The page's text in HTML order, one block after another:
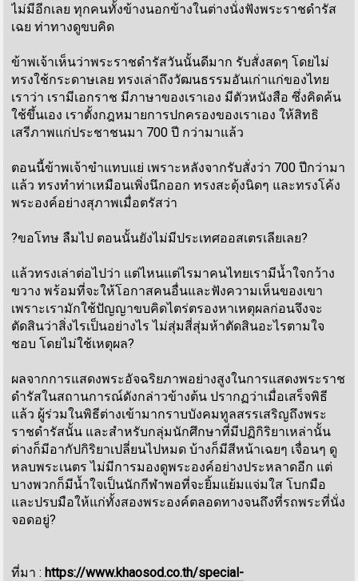
ไม่มีอีกเลย ทุกคนทั้งข้างนอกข้างในต่างนั่งฟังพระราชดำรัส
เฉย ท่าทางดูขบคิด
ข้าพเจ้าเห็นว่าพระราชดำรัสวันนั้นดีมาก รับสั่งสดๆ โดยไม่
ทรงใช้กระดาษเลย ทรงเล่าถึงวัฒนธรรมอันเก่าแก่ของไทย
เราว่า เรามีเอกราช มีภาษาของเราเอง มีตัวหนังสือ ซึ่งคิดค้น
ใช้ขึ้นเอง เราตั้งกฎหมายการปกครองของเราเอง ให้สิทธิ
เสรีภาพแก่ประชาชนมา 700 ปี กว่ามาแล้ว
ตอนนี้ข้าพเจ้าขำแทบแย่ เพราะหลังจากรับสั่งว่า 700 ปีกว่ามา
แล้ว ทรงทำท่าเหมือนเพิ่งนึกออก ทรงสะดุ้งนิดๆ และทรงโค้ง
พระองค์อย่างสุภาพเมื่อตรัสว่า
?ขอโทษ ลืมไป ตอนนั้นยังไม่มีประเทศออสเตรเลียเลย?
แล้วทรงเล่าต่อไปว่า แต่ไหนแต่ไรมาคนไทยเรามีน้ำใจกว้าง
ขวาง พร้อมที่จะให้โอกาสคนอื่นและฟังความเห็นของเขา
เพราะเรามักใช้ปัญญาขบคิดไตร่ตรองหาเหตุผลก่อนจึงจะ
ตัดสินว่าสิ่งไรเป็นอย่างไร ไม่สุ่มสี่สุ่มห้าตัดสินอะไรตามใจ
ชอบ โดยไม่ใช้เหตุผล?
ผลจากการแสดงพระอัจฉริยภาพอย่างสูงในการแสดงพระราช
ดำรัสในสถานการณ์ดังกล่าวข้างต้น ปรากฏว่าเมื่อเสร็จพิธี
แล้ว ผู้ร่วมในพิธีต่างเข้ามากราบบังคมทูลสรรเสริญถึงพระ
ราชดำรัสนั้น และสำหรับกลุ่มนักศึกษาที่มีปฏิกิริยาเหล่านั้น
ต่างก็มีอากัปกิริยาเปลี่ยนไปหมด บ้างก็มีสีหน้าเฉยๆ เจื่อนๆ ดู
หลบพระเนตร ไม่มีการมองดูพระองค์อย่างประหลาดอีก แต่
บางพวกก็มีน้ำใจเป็นนักกีฬาพอที่จะยิ้มแย้มแจ่มใส โบกมือ
และปรบมือให้แก่ทั้งสองพระองค์ตลอดทางจนถึงที่รถพระที่นั่ง
จอดอยู่?
ที่มา :https://www.khaosod.co.th/special-